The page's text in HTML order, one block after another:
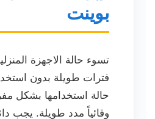
بوينت
تسوء حالة الاجهزة
فترات طويلة بدون
حالة استخدامها بشكل
وقائياً مدد طويلة. يجب